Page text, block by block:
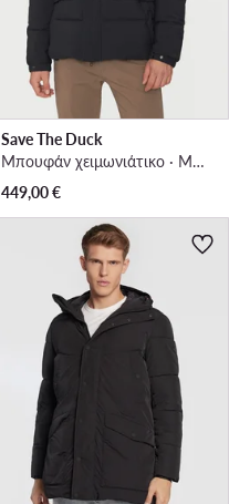
Save The Duck
Μπουφάν χειμωνιάτικο · Μαύρο
449,00€